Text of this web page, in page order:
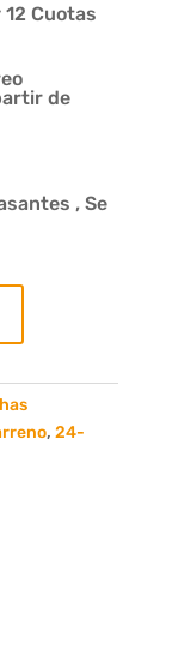
12 Cuotas
de
, Se
, 24-